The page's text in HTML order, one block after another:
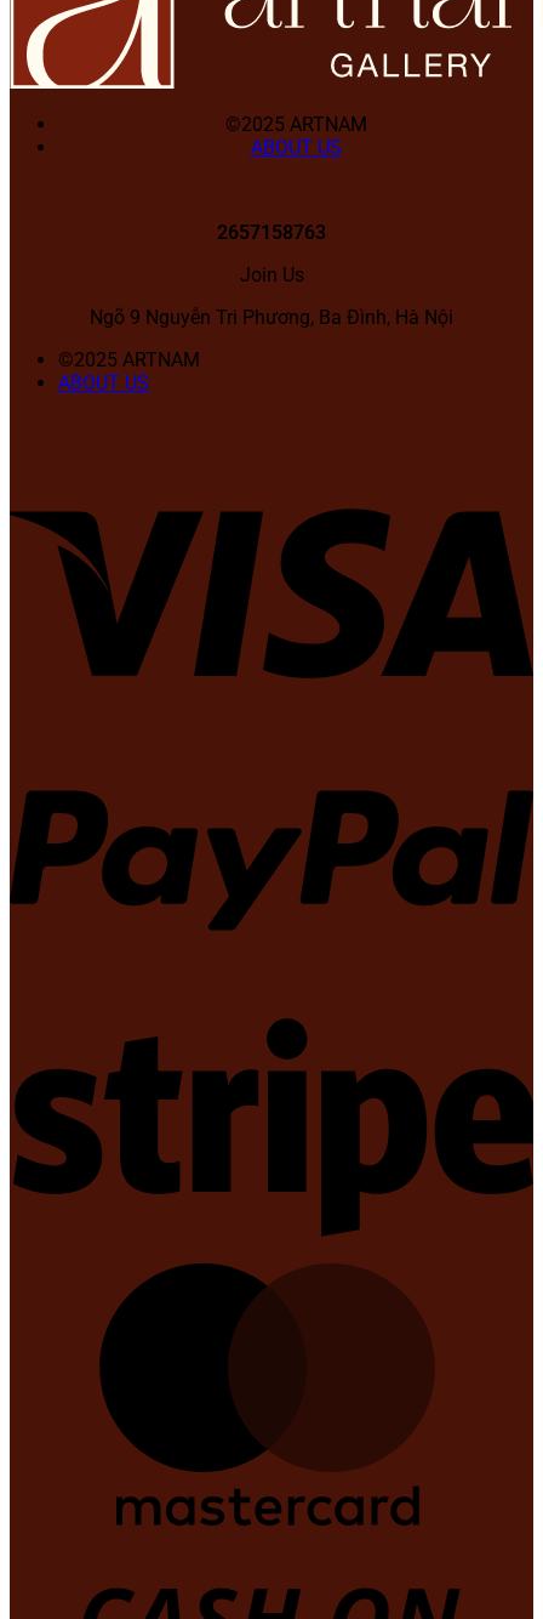
©2025 ARTNAM
ABOUT US
2657158763
Join Us
Ngõ 9 Nguyễn Tri Phương, Ba Đình, Hà Nội
©2025 ARTNAM
ABOUT US